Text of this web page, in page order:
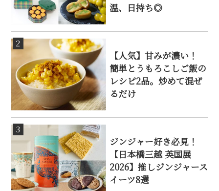
温、日持ち◎
2
【人気】甘みが濃い！
簡単とうもろこしご飯の
レシピ2品。炒めて混ぜ
るだけ
3
ジンジャー好き必見！
【日本橋三越 英国展
2026】推しジンジャース
イーツ8選